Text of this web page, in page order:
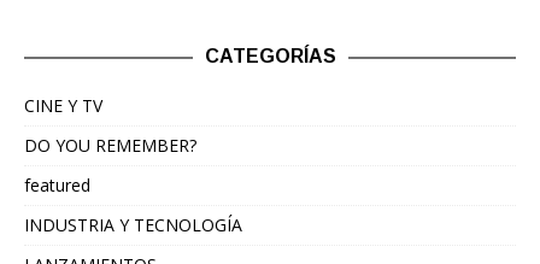
CATEGORÍAS
CINE Y TV
DO YOU REMEMBER?
featured
INDUSTRIA Y TECNOLOGÍA